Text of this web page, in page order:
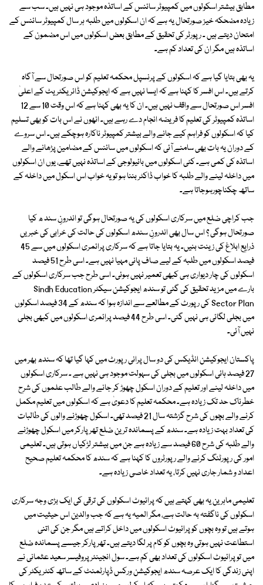
مطابق بیشتر اسکولوں میں کمپیوٹر سائنس کے اساتذہ موجود ہی نہیں ہیں۔ سب سے
زیادہ مضحکہ خیز صورتحال یہ ہے کہ ان اسکولوں میں طلبہ ہر سال کمپیوٹر سائنس کے
امتحان دیتے ہیں ۔ رپورٹر کی تحقیق کے مطابق بعض اسکولوں میں اس مضمون کے
اساتذہ ہیں مگر ان کی تعداد کم ہے۔
یہ بھی بتایا گیا ہے کہ اسکولوں کے پرنسپل محکمہ تعلیم کو اس صورتحال سے آگاہ
کرتے ہیں۔ اس افسر کا کہنا ہے کہ ایسا نہیں ہے کہ ایجوکیشن ڈائریکٹریٹ کے اعلیٰ
افسر اس صورتحال سے واقف نہیں ہیں۔ ان کا یہ بھی کہنا ہے کہ اس وقت 10 سے 12
اساتذہ کمپیوٹر کی تعلیم کا فریضہ انجام دے رہے ہیں۔ انھوں نے اس بات کو بھی تسلیم
کیا کہ اسکولوں کو فراہم کیے جانے والے بیشتر کمپیوٹر ناکارہ ہوچکے ہیں۔ اس سروے
کے دوران یہ بات بھی سامنے آئی کہ اسکولوں میں سائنس کے مضامین پڑھانے والے
اساتذہ کی کمی ہے۔ کئی اسکولوں میں بائیولوجی کے اساتذہ نہیں تھے، یوں ان اسکولوں
میں داخلہ لینے والے طلبہ کا خواب ڈاکٹر بننا ہو تو یہ خواب اس اسکول میں داخلہ کے
ساتھ چکناچورہوجاتا ہے۔
جب کراچی ضلع میں سرکاری اسکولوں کی یہ صورتحال ہوگی تو اندرونِ سند ھ کیا
صورتحال ہوگی ؟ اس سال بھی اندرونِ سندھ اسکولوں کی حالت کی خرابی کی خبریں
ذرایع ابلاغ کی زینت بنیں۔ یہ بتایا جاتا ہے کہ سرکاری پرائمری اسکولوں میں سے 45
فیصد اسکولوں میں طلبہ کے لیے صاف پانی مہیا نہیں ہے۔ اسی طرح 51 فیصد
اسکولوں کی چار دیواری ہی کبھی تعمیر نہیں ہوئی۔ اسی طرح جب سرکاری اسکولوں کے
بارے میں مزید تحقیق کی گئی تو سندھ ایجوکیشن سیکٹر Sindh Education
Sector Plan کی رپورٹ کے مطالعے سے اندازہ ہوا کہ سندھ کے 34 فیصد اسکولوں
میں بجلی لگائی ہی نہیں گئی۔ اسی طرح 44 فیصد پرائمری اسکولوں میں کبھی بجلی
نہیں آئی۔
پاکستان ایجوکیشن انڈیکس کی دو سال پرانی رپورٹ میں کہا گیا تھا کہ سندھ بھر میں
27 فیصد ہائی اسکولوں میں بجلی کی سہولت موجود ہی نہیں ہے ۔ سرکاری اسکولوں
میں داخلہ لینے اور تعلیم کے دوران اسکول چھوڑ کر جانے والے طالب علموں کی شرح
خطرناک حد تک زیادہ ہے۔ محکمہ تعلیم کا دعویٰ ہے کہ اسکولوں میں تعلیم مکمل
کرنے والے بچوں کی شرح گزشتہ سال 21 فیصد تھی۔ اسکول چھوڑنے والوں کی طالبات
کی تعداد بہت زیادہ ہے۔ سندھ کے پسماندہ ترین ضلع تھرپارکر میں اسکول چھوڑنے
والے طلبہ کی شرح 60 فیصد سے زیادہ ہے جن میں بیشتر لڑکیاں ہوتی ہیں۔ تعلیمی
امور کی رپورٹنگ کرنے والے رپورٹروں کا کہنا ہے کہ سندھ کا محکمہ تعلیم صحیح
اعداد و شمار جاری نہیں کرتا، یہ تعداد خاصی زیادہ ہے۔
تعلیمی ماہرین یہ بھی کہتے ہیں کہ پرائیوٹ اسکولوں کی ترقی کی ایک بڑی وجہ سرکاری
اسکولوں کی ناگفتہ بہ حالت ہے، مگر المیہ یہ ہے کہ جب والدین اس حیثیت میں
ہوتے ہیں تو وہ بچوں کو پرائیوٹ اسکولوں میں داخل کراتے ہیں مگر جن کی اتنی
استطاعت نہیں ہوتی وہ بچوں کو کام پر لگا دیتے ہیں۔ تھرپارکر جیسے پسماندہ ضلع
میں تو پرائیوٹ اسکولوں کی تعداد بھی کم ہے۔ سول انجینئر پروفیسر سعید عثمانی نے
اپنی زندگی کا ایک عرصہ سندھ ایجوکیشن ورکس ڈپارٹمنٹ کے ساتھ کنٹریکٹر کی